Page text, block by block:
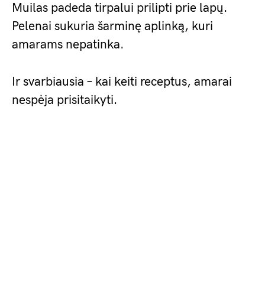
Muilas padeda tirpalui prilipti prie lapų.
Pelenai sukuria šarminę aplinką, kuri
amarams nepatinka.
Ir svarbiausia – kai keiti receptus, amarai
nespėja prisitaikyti.